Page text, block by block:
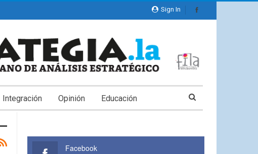
Sign In
Integración Opinión Educación
Facebook